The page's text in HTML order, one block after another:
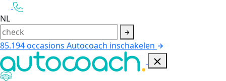
NL
85.194occasions Autocoach inschakelen